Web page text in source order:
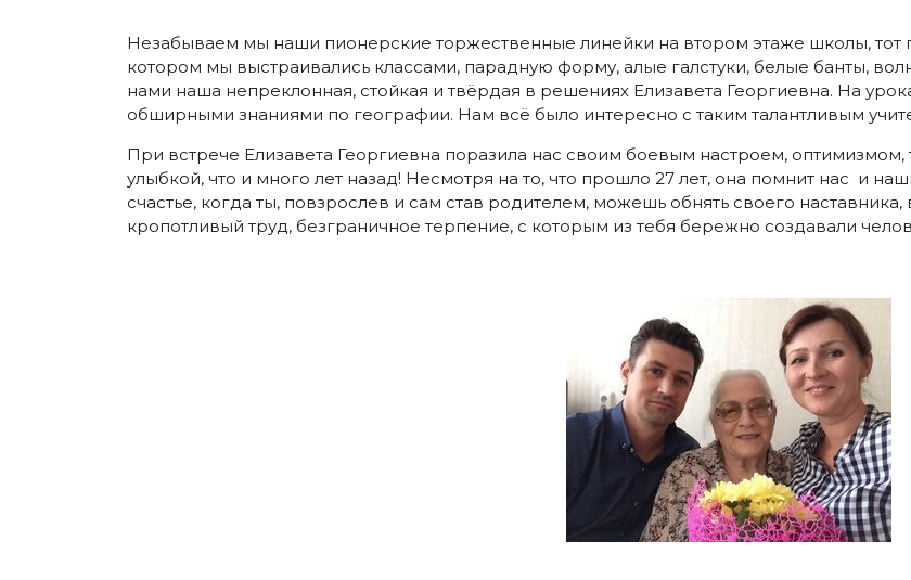
Незабываем мы наши пионерские торжественные линейки на втором этаже школы,
котором мы выстраивались классами, парадную форму, алые галстуки, белые банты,
нами наша непреклонная, стойкая и твёрдая в решениях Елизавета Георгиевна. На
обширными знаниями по географии. Нам всё было интересно с таким талантливым
При встрече Елизавета Георгиевна поразила нас своим боевым настроем,
улыбкой, что и много лет назад! Несмотря на то, что прошло 27 лет, она помнит нас и
счастье, когда ты, повзрослев и сам став родителем, можешь обнять своего
кропотливый труд, безграничное терпение, с которым из тебя бережно создавали